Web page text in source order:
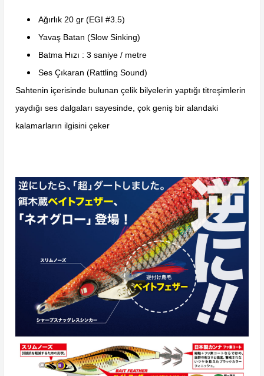
Ağırlık 20 gr (EGI #3.5)
Yavaş Batan (Slow Sinking)
Batma Hızı : 3 saniye / metre
Ses Çıkaran (Rattling Sound)
Sahtenin içerisinde bulunan çelik bilyelerin yaptığı titreşimlerin
yaydığı ses dalgaları sayesinde, çok geniş bir alandaki
kalamarların ilgisini çeker